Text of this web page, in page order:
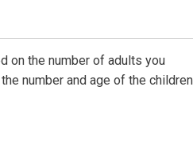
on the number of adults you
number and age of the children